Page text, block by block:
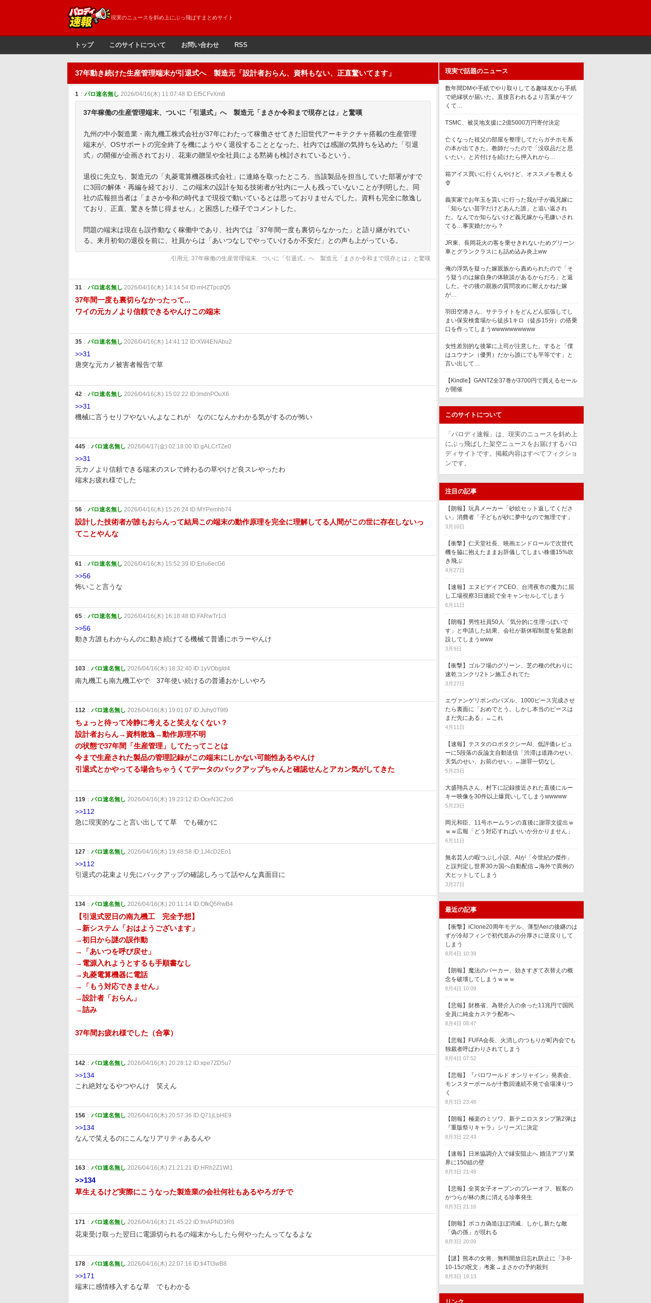
現実のニュースを斜め上にぶっ飛ばすまとめサイト
トップ このサイトについて お問い合わせ RSS
37年動き続けた生産管理端末が引退式へ 製造元「設計者おらん、資料もない、正直驚いてます」
1 ： パロ速名無し 2026/04/16(木) 11:07:48 ID:Ef5CFvXm8
37年稼働の生産管理端末、ついに「引退式」へ 製造元「まさか令和まで現存とは」と驚嘆
九州の中小製造業・南九機工株式会社が37年にわたって稼働させてきた旧世代アーキテクチャ搭載の生産管理
端末が、OSサポートの完全終了を機にようやく退役することとなった。社内では感謝の気持ちを込めた「引退
式」の開催が企画されており、花束の贈呈や全社員による黙祷も検討されているという。
退役に先立ち、製造元の「丸菱電算機器株式会社」に連絡を取ったところ、当該製品を担当していた部署がすで
に3回の解体・再編を経ており、この端末の設計を知る技術者が社内に一人も残っていないことが判明した。同
社の広報担当者は「まさか令和の時代まで現役で動いているとは思っておりませんでした。資料も完全に散逸し
ており、正直、驚きを禁じ得ません」と困惑した様子でコメントした。
問題の端末は現在も誤作動なく稼働中であり、社内では「37年間一度も裏切らなかった」と語り継がれてい
る。来月初旬の退役を前に、社員からは「あいつなしでやっていけるか不安だ」との声も上がっている。
引用元: 37年稼働の生産管理端末、ついに「引退式」へ 製造元「まさか令和まで現存とは」と驚嘆
31 ： パロ速名無し 2026/04/16(木) 14:14:54 ID:mHZTpcdQ5
37年間一度も裏切らなかったって...
ワイの元カノより信頼できるやんけこの端末
35 ： パロ速名無し 2026/04/16(木) 14:41:12 ID:XW4ENAbu2
>>31
唐突な元カノ被害者報告で草
42 ： パロ速名無し 2026/04/16(木) 15:02:22 ID:ImdnPOuX6
>>31
機械に言うセリフやないんよなこれが なのになんかわかる気がするのが怖い
445 ： パロ速名無し 2026/04/17(金) 02:18:00 ID:gALCrTZe0
>>31
元カノより信頼できる端末のスレで終わるの草やけど良スレやったわ
端末お疲れ様でした
56 ： パロ速名無し 2026/04/16(木) 15:26:24 ID:MYPemhb74
設計した技術者が誰もおらんって結局この端末の動作原理を完全に理解してる人間がこの世に存在しないっ
てことやんな
61 ： パロ速名無し 2026/04/16(木) 15:52:39 ID:Eriu6ecG6
>>56
怖いこと言うな
65 ： パロ速名無し 2026/04/16(木) 16:18:48 ID:FARwTr1i3
>>56
動き方誰もわからんのに動き続けてる機械て普通にホラーやんけ
103 ： パロ速名無し 2026/04/16(木) 18:32:40 ID:1yVObgId4
南九機工も南九機工やで 37年使い続けるの普通おかしいやろ
112 ： パロ速名無し 2026/04/16(木) 19:01:07 ID:Juhy0T9t9
ちょっと待って冷静に考えると笑えなくない？
設計者おらん→資料散逸→動作原理不明
の状態で37年間「生産管理」してたってことは
今まで生産された製品の管理記録がこの端末にしかない可能性あるやんけ
引退式とかやってる場合ちゃうくてデータのバックアップちゃんと確認せんとアカン気がしてきた
119 ： パロ速名無し 2026/04/16(木) 19:23:12 ID:OceN3C2o6
>>112
急に現実的なこと言い出してて草 でも確かに
127 ： パロ速名無し 2026/04/16(木) 19:48:58 ID:1J4cD2Eo1
>>112
引退式の花束より先にバックアップの確認しろって話やんな真面目に
134 ： パロ速名無し 2026/04/16(木) 20:11:14 ID:OfkQ5RwB4
【引退式翌日の南九機工 完全予想】
→新システム「おはようございます」
→初日から謎の誤作動
→「あいつを呼び戻せ」
→電源入れようとするも手順書なし
→丸菱電算機器に電話
→「もう対応できません」
→設計者「おらん」
→詰み
37年間お疲れ様でした（合掌）
142 ： パロ速名無し 2026/04/16(木) 20:28:12 ID:xpe7ZD5u7
>>134
これ絶対なるやつやんけ 笑えん
156 ： パロ速名無し 2026/04/16(木) 20:57:36 ID:Q71jLbHE9
>>134
なんで笑えるのにこんなリアリティあるんや
163 ： パロ速名無し 2026/04/16(木) 21:21:21 ID:HRh2Z1Wl1
>>134
草生えるけど実際にこうなった製造業の会社何社もあるやろガチで
171 ： パロ速名無し 2026/04/16(木) 21:45:22 ID:fmAPND3R6
花束受け取った翌日に電源切られるの端末からしたら何やったんってなるよな
178 ： パロ速名無し 2026/04/16(木) 22:07:16 ID:ti4TI3wB8
>>171
端末に感情移入するな草 でもわかる
現実で話題のニュース
数年間DMや手紙でやり取りしてる趣味友から手紙
で絶縁状が届いた。直接言われるより言葉がキツ
くて…
TSMC、被災地支援に2億5000万円寄付決定
亡くなった祖父の部屋を整理してたらガチホモ系
の本が出てきた。教師だったので「没収品だと思
いたい」と片付けを続けたら押入れから…
箱アイス買いに行くんやけど、オススメを教える
🍨
義実家でお年玉を貰いに行った我が子が義兄嫁に
「知らない苗字だけどあんた誰」と追い返され
た。なんでか知らないけど義兄嫁から毛嫌いされ
てる…事実婚だから？
JR東、長岡花火の客を乗せきれないためグリーン
車とグランクラスにも詰め込み炎上ww
俺の浮気を疑った嫁親族から責められたので「そ
う疑うのは嫁自身の体験談があるからだろ」と返
した。その後の親族の質問攻めに耐えかねた嫁
が…
羽田空港さん、サテライトをどんどん拡張してし
まい保安検査場から徒歩1キロ（徒歩15分）の搭乗
口を作ってしまうwwwwwwwwww
女性差別的な後輩に上司が注意した。すると「僕
はユウナン（優男）だから誰にでも平等です」と
言い出して…
【Kindle】GANTZ全37巻が3700円で買えるセール
が開催
このサイトについて
「パロディ速報」は、現実のニュースを斜め上
にぶっ飛ばした架空ニュースをお届けするパロ
ディサイトです。掲載内容はすべてフィクショ
ンです。
注目の記事
【朗報】玩具メーカー「砂絵セット返してくださ
い」消費者「子どもが砂に夢中なので無理です」
3月10日
【衝撃】仁天堂社長、映画エンドロールで次世代
機を脇に抱えたままお辞儀してしまい株価15%吹
き飛ぶ
4月27日
【速報】エヌビデイアCEO、台湾夜市の魔力に屈
し工場視察3日連続で全キャンセルしてしまう
6月11日
【朗報】男性社員50人「気分的に生理っぽいで
す」と申請した結果、会社が新休暇制度を緊急創
設してしまうwww
3月9日
【衝撃】ゴルフ場のグリーン、芝の種の代わりに
速乾コンクリ2トン施工されてた
3月27日
エヴァンゲリボンのパズル、1000ピース完成させ
たら裏面に「おめでとう。しかし本当のピースは
まだ先にある」←これ
4月11日
【速報】テスタのロボタクシーAI、低評価レビュ
ーに5段落の反論文自動送信「渋滞は道路のせい、
天気のせい、お前のせい」←謝罪一切なし
5月23日
大盛翔兵さん、村下に記録接近された直後にルー
キー映像を30件以上爆買いしてしまうwwwww
5月23日
岡元和臣、11号ホームランの直後に謝罪文提出ｗ
ｗｗ広報「どう対応すればいいか分かりません」
6月11日
無名芸人の暇つぶし小説、AIが「今世紀の傑作」
と誤判定し世界30カ国へ自動配信→海外で異例の
大ヒットしてしまう
3月27日
最近の記事
【衝撃】iClone20周年モデル、薄型Aerの後継のは
ずが冷却フィンで初代並みの分厚さに逆戻りして
しまう
8月4日 10:39
【朗報】魔法のパーカー、効きすぎて衣替えの概
念を破壊してしまうｗｗｗ
8月4日 10:09
【悲報】財務省、為替介入の余った11兆円で国民
全員に純金カステラ配布へ
8月4日 08:47
【悲報】FUFA会長、火消しのつもりが町内会でも
独裁者呼ばわりされてしまう
8月4日 07:52
【悲報】『パロワールド オンリャイン』発表会、
モンスターボールが十数回連続不発で会場凍りつ
く
8月3日 23:48
【朗報】極楽のミソワ、新テニロスタンプ第2弾は
『重版祭りキャラ』シリーズに決定
8月3日 22:43
【速報】日米協調介入で縁安阻止へ 婚活アプリ業
界に150組の壁
8月3日 21:48
【悲報】全英女子オープンのプレーオフ、観客の
かつらが林の奥に消える珍事発生
8月3日 21:16
【朗報】ポコカ偽造ほぼ消滅、しかし新たな敵
「偽の孫」が現れる
8月3日 20:09
【謎】熊本の女将、無料開放日忘れ防止に「3-8-
10-15の呪文」考案→まさかの予約殺到
8月3日 19:13